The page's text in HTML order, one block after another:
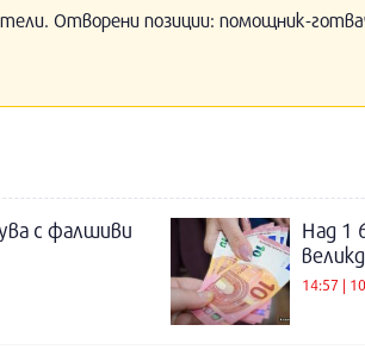
Отворени позиции: помощник-
с фалшиви
Над 1
14:57 |